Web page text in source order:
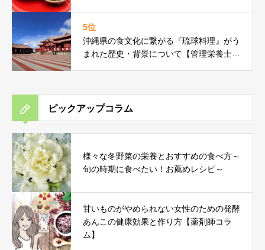
5位
沖縄県の食文化に繋がる『琉球料理』がう
まれた歴史・背景について【管理栄養士コ
ピックアップコラム
様々な冬野菜の栄養とおすすめの食べ方～
旬の時期に食べたい！お薦めレシピ～
甘いものがやめられない女性のための発酵
あんこの健康効果と作り方【薬剤師コラ
ム】